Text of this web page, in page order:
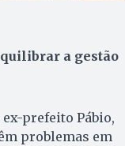
a gestão
prefeito Pábio,
problemas em